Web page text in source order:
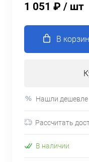
1 051 ₽ / шт
В
Нашли дешевле
Рассчитать
В наличии